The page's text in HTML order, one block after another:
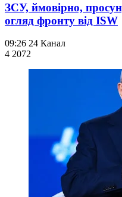
ЗСУ, ймовірно,
огляд фронту від ISW
09:26 24 Канал
4 2072